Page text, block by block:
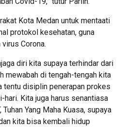
Kota Medan untuk mentaati
protokol kesehatan, guna
Corona.
diri kita supaya terhindar dari
mewabah di tengah-tengah kita
tentu disiplin penerapan prokes
Kita juga harus senantiasa
Yang Maha Kuasa, supaya
kita bisa kembali hidup